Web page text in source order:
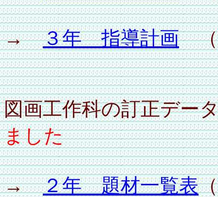
→３年 指導計画（
図画工作科の訂正デ
ました
→２年 題材一覧表